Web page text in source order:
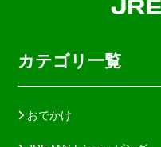
カテゴリ一覧
おでかけ